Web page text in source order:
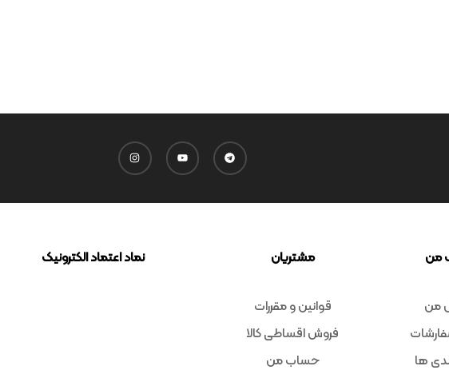
من
من
ها
مشتریان
قوانین و مقررات
فروش اقساطی کالا
حساب من
نماد اعتماد الکترونیک